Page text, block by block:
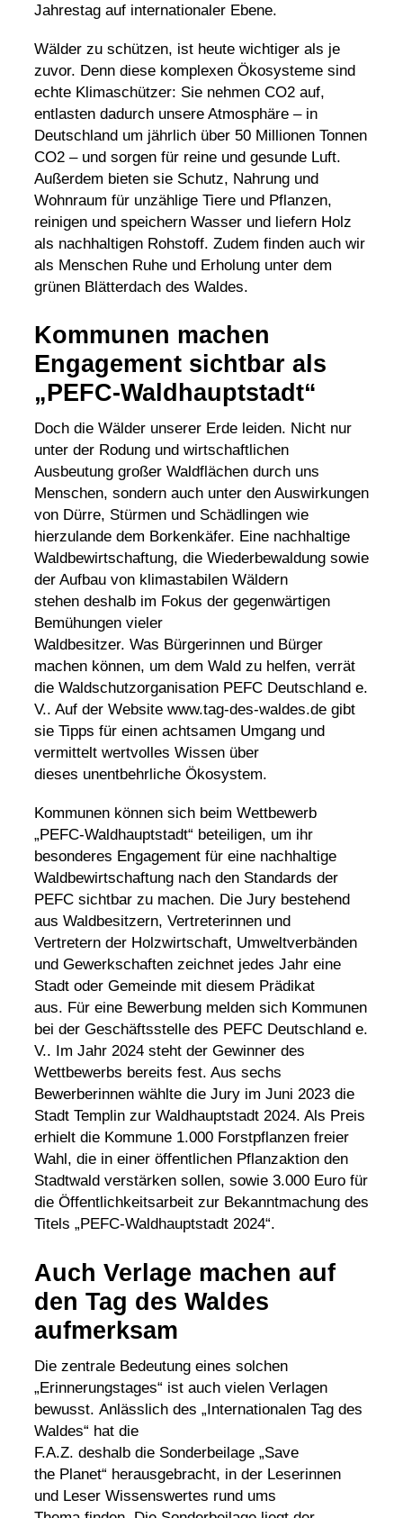
Jahrestag auf internationaler Ebene.
Wälder zu schützen, ist heute wichtiger als je
zuvor. Denn diese komplexen Ökosystemesind
echte Klimaschützer: Sie nehmen CO2 auf,
entlasten dadurch unsere Atmosphäre – in
Deutschland um jährlich über 50 Millionen Tonnen
CO2 – und sorgen für reine und gesunde Luft.
Außerdem bieten sie Schutz, Nahrung und
Wohnraum für unzählige Tiere und Pflanzen,
reinigen und speichern Wasser und liefern Holz
als nachhaltigen Rohstoff. Zudem finden auch wir
als Menschen Ruhe und Erholung unter dem
grünen Blätterdach des Waldes.
Kommunen machen
Engagement sichtbar als
„PEFC-Waldhauptstadt“
Doch die Wälder unserer Erde leiden. Nicht nur
unter der Rodung und wirtschaftlichen
Ausbeutung großer Waldflächen durch uns
Menschen, sondern auch unter den Auswirkungen
von Dürre, Stürmen und Schädlingen wie
hierzulande dem Borkenkäfer. Eine nachhaltige
Waldbewirtschaftung, die Wiederbewaldung sowie
der Aufbau von klimastabilen Wäldern
stehen deshalb im Fokus der gegenwärtigen
Bemühungen vieler
Waldbesitzer. Was Bürgerinnen und Bürger
machen können, um dem Wald zu helfen, verrät
die Waldschutzorganisation PEFC Deutschland e.
V.. Auf der Website www.tag-des-waldes.degibt
sie Tipps für einen achtsamen Umgang und
vermittelt wertvolles Wissen über
dieses unentbehrliche Ökosystem.
Kommunen können sich beim Wettbewerb
„PEFC-Waldhauptstadt“ beteiligen, um ihr
besonderes Engagement für eine nachhaltige
Waldbewirtschaftung nach den Standards der
PEFC sichtbar zu machen. Die Jury bestehend
aus Waldbesitzern, Vertreterinnen und
Vertretern der Holzwirtschaft, Umweltverbänden
und Gewerkschaften zeichnet jedes Jahr eine
Stadt oder Gemeinde mit diesem Prädikat
aus. Für eine Bewerbung melden sich Kommunen
bei der Geschäftsstelle des PEFC Deutschland e.
V.. Im Jahr 2024 steht der Gewinner des
Wettbewerbs bereits fest. Aus sechs
Bewerberinnen wählte die Jury im Juni 2023 die
Stadt Templin zur Waldhauptstadt 2024. Als Preis
erhielt die Kommune 1.000 Forstpflanzen freier
Wahl, die in einer öffentlichen Pflanzaktion den
Stadtwald verstärken sollen, sowie 3.000 Euro für
die Öffentlichkeitsarbeit zur Bekanntmachung des
Titels „PEFC-Waldhauptstadt 2024“.
Auch Verlage machen auf
den Tag des Waldes
aufmerksam
Die zentrale Bedeutung eines solchen
„Erinnerungstages“ ist auch vielen Verlagen
bewusst. Anlässlich des „Internationalen Tag des
Waldes“ hat die
F.A.Z. deshalb die Sonderbeilage „Save
the Planet“ herausgebracht, in der Leserinnen
und Leser Wissenswertes rund ums